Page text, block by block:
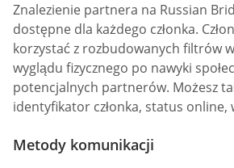
Znalezienie partnera na Russian
dostępne dla każdego członka.
korzystać z rozbudowanych filtrów
wyglądu fizycznego po nawyki
potencjalnych partnerów. Możesz
identyfikator członka, status online,
Metody komunikacji